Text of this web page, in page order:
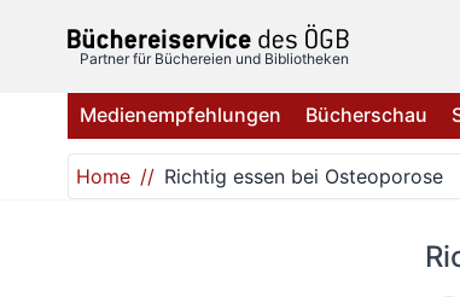
Partner für Büchereien und Bibliotheken
Medienempfehlungen Bücherschau
Home Richtig essen bei Osteoporose